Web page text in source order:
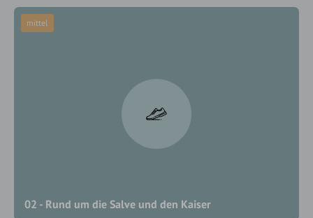
02 - Rund um die Salve und den Kaiser
mittel